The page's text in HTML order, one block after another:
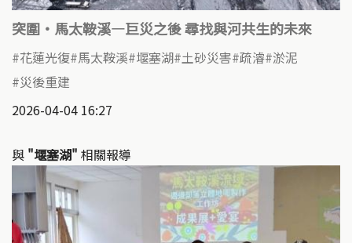
突圍‧馬太鞍溪—巨災之後 尋找與河共生的未來
花蓮光復 馬太鞍溪 堰塞湖 土砂災害 疏濬 淤泥
災後重建
2026-04-04 16:27
與 "堰塞湖" 相關報導